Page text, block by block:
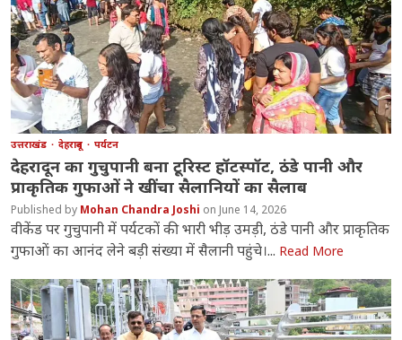
उत्तराखंड देहरादून पर्यटन
देहरादून का गुचुपानी बना टूरिस्ट हॉटस्पॉट, ठंडे पानी और
प्राकृतिक गुफाओं ने खींचा सैलानियों का सैलाब
Mohan Chandra Joshi June 14, 2026
वीकेंड पर गुचुपानी में पर्यटकों की भारी भीड़ उमड़ी, ठंडे पानी और प्राकृतिक
गुफाओं का आनंद लेने बड़ी संख्या में सैलानी पहुंचे।... Read More